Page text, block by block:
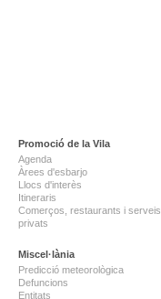
Promoció de la Vila
Agenda
Àrees d'esbarjo
Llocs d'interès
Itineraris
Comerços, restaurants i serveis
privats
Miscel·lània
Predicció meteorològica
Defuncions
Entitats